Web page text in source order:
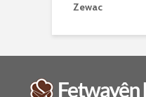
Zewac